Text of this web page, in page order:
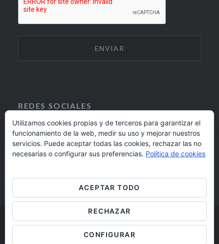
REDES SOCIALES
I
N
S
A
R
M
F
A
C
B
O
924 17 16 20
Barrio Alto Badajoz © 2019
Aviso legal / Cookies
Utilizamos cookies propias y de terceros para garantizar el
funcionamiento de la web, medir su uso y mejorar nuestros
servicios. Puede aceptar todas las cookies, rechazar las no
necesarias o configurar sus preferencias. Política de cookies
ACEPTAR TODO
RECHAZAR
CONFIGURAR